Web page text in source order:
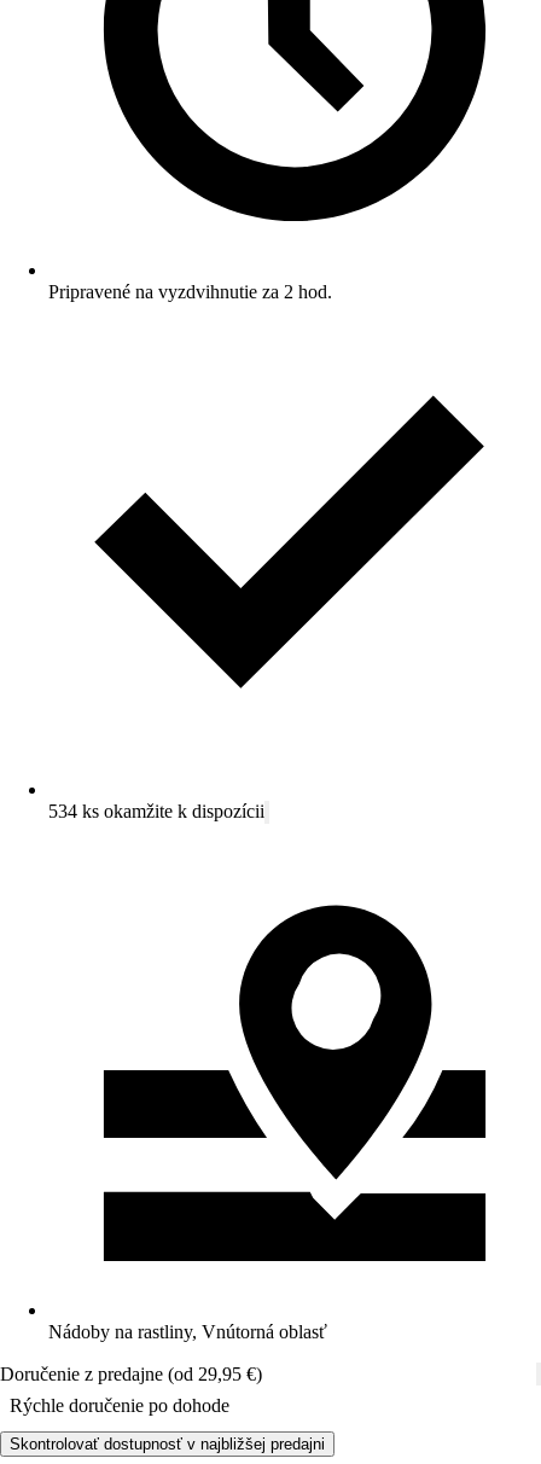
Pripravené na vyzdvihnutie za 2 hod.
534 ks okamžite k dispozícii
Nádoby na rastliny, Vnútorná oblasť
Doručenie z predajne (od 29,95 €)
Rýchle doručenie po dohode
Skontrolovať dostupnosť v najbližšej predajni